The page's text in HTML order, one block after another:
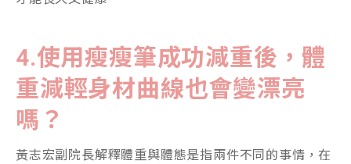
4.使用瘦瘦筆成功減重後，體
重減輕身材曲線也會變漂亮
嗎 ？
黃志宏副院長解釋體重與體態是指兩件不同的事情，在